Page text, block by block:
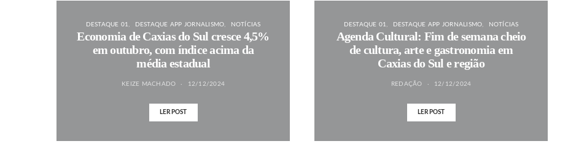
DESTAQUE 01 DESTAQUE APP JORNALISMO NOTÍCIAS
Economia de Caxias do Sul cresce 4,5%
em outubro, com índice acima da
média estadual
KEIZE MACHADO 12/12/2024
LER POST
DESTAQUE 01 DESTAQUE APP JORNALISMO NOTÍCIAS
Agenda Cultural: Fim de semana cheio
de cultura, arte e gastronomia em
Caxias do Sul e região
REDAÇÃO 12/12/2024
LER POST